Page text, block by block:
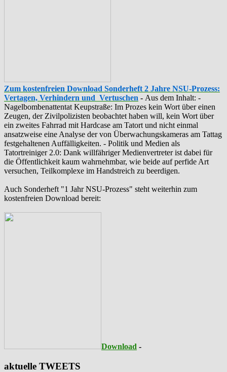
Zum kostenfreien Download Sonderheft 2 Jahre NSU-Prozess:
Vertagen, Verhindern und Vertuschen - Aus dem Inhalt: -
‪Nagelbombenattentat‬ ‎Keupstraße‬: Im Prozes kein Wort über einen
Zeugen, der Zivilpolizisten beobachtet haben will, kein Wort über
ein zweites Fahrrad mit Hardcase am Tatort und nicht einmal
ansatzweise eine Analyse der von Überwachungskameras am Tattag
festgehaltenen Auffälligkeiten. - Politik und Medien als
‪Tatortreiniger‬ 2.0: Dank willfähriger Medienvertreter ist dabei für
die Öffentlichkeit kaum wahrnehmbar, wie beide auf perfide Art
versuchen, Teilkomplexe im Handstreich zu beerdigen.
Auch Sonderheft "1 Jahr NSU-Prozess" steht weiterhin zum
kostenfreien Download bereit:
Download -
aktuelle TWEETS